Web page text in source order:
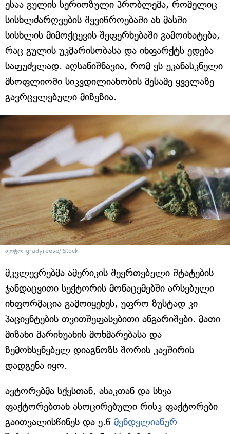
ესაა გულის სერიოზული პრობლემა, რომელიც
სისხლძარღვების შევიწროებაში ან მასში
სისხლის მიმოქცევის შეფერხებაში გამოიხატება,
რაც გულის უკმარისობასა და ინფარქტს ედება
საფუძვლად. აღსანიშნავია, რომ ეს უკანასკნელი
მსოფლიოში სიკვდილიანობის მესამე ყველაზე
გავრცელებული მიზეზია.
ფოტო: gradyreese/iStock
მკვლევრებმა ამერიკის შეერთებული შტატების
ჯანდაცვითი სექტორის მონაცემებში არსებული
ინფორმაცია გამოიყენეს, უფრო ზუსტად კი
პაციენტების თვითშეფასებითი ანგარიშები. მათი
მიზანი მარიხუანის მოხმარებასა და
ზემოხსენებულ დიაგნოზს შორის კავშირის
დადგენა იყო.
ავტორებმა სქესთან, ასაკთან და სხვა
ფაქტორებთან ასოცირებული რისკ-ფაქტორები
გაითვალისწინეს და ე.წ მენდელიანურ